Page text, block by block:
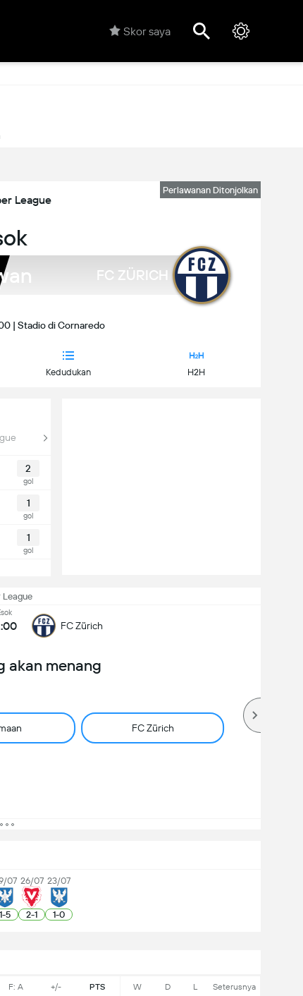
Skor saya
Perlawanan Ditonjolkan
League
FC ZÜRICH
| Stadio di Cornaredo
Kedudukan H2H
2
gol
1
gol
1
gol
League
FC Zürich
akan menang
FC Zürich
07
1-5
26/07
2-1
23/07
1-0
F: A +/- PTS W D L Seterusnya